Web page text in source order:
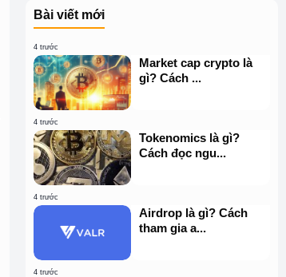
Bài viết mới
4 trước
Market cap crypto là
gì? Cách ...
4 trước
Tokenomics là gì?
Cách đọc ngu...
4 trước
Airdrop là gì? Cách
tham gia a...
4 trước